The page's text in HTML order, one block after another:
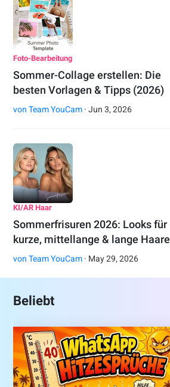
Foto-Bearbeitung
Sommer-Collage erstellen: Die
besten Vorlagen & Tipps (2026)
vonTeam YouCam · Jun 3, 2026
KI/AR Haar
Sommerfrisuren 2026: Looks für
kurze, mittellange & lange Haare
vonTeam YouCam · May 29, 2026
Beliebt